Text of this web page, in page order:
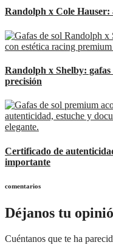
Randolph x Cole Hauser:
Randolph x Shelby:
precisión
Certificado de
importante
comentarios
Déjanos tu
Cuéntanos que te ha